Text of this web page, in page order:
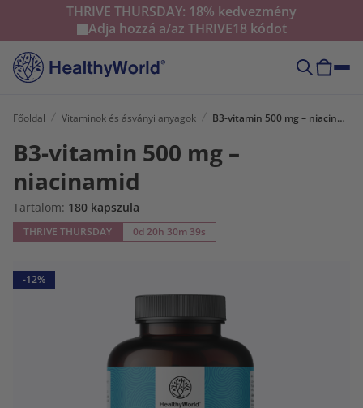
THRIVE THURSDAY: 18% kedvezmény
Adja hozzá a/az THRIVE18 kódot
Főoldal Vitaminok és ásványi anyagok B3-vitamin 500 mg – niacinamid
B3-vitamin 500 mg –
niacinamid
Tartalom: 180 kapszula
THRIVE THURSDAY 0d 20h 30m 37s
-12%